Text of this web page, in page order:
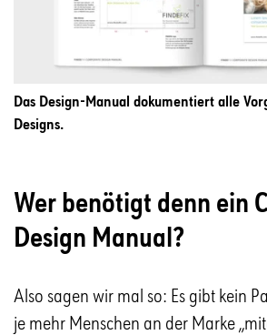
Das Design-Manual dokumentiert alle
Designs.
Wer benötigt denn ein
Design Manual?
Also sagen wir mal so: Es gibt kein
je mehr Menschen an der Marke